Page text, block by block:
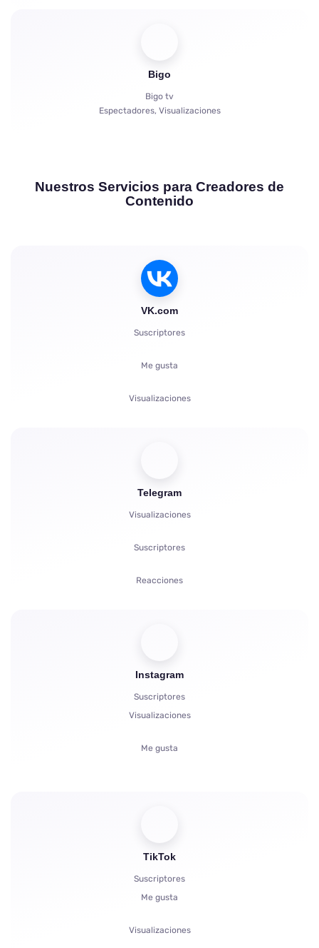
Bigo
Bigo tv
Espectadores, Visualizaciones
Nuestros Servicios para Creadores de
Contenido
VK.com
Suscriptores
Me gusta
Visualizaciones
Reproducciones
Telegram
Visualizaciones
Suscriptores
Reacciones
Inicio del Bot
Comentarios
Quejas
Instagram
Suscriptores
Visualizaciones
Me gusta
TikTok
Suscriptores
Me gusta
Visualizaciones